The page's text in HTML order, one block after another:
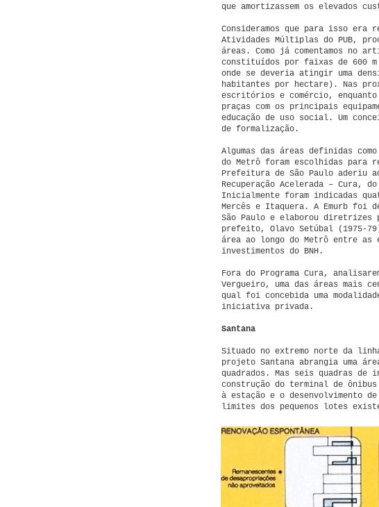
que amortizassem os elevados
Consideramos que para isso era
Atividades Múltiplas do PUB,
áreas. Como já comentamos no
constituídos por faixas de 600
onde se deveria atingir uma
habitantes por hectare). Nas
escritórios e comércio,
praças com os principais
educação de uso social. Um
de formalização.
Algumas das áreas definidas
do Metrô foram escolhidas para
Prefeitura de São Paulo aderiu ao
Recuperação Acelerada – Cura,
Inicialmente foram indicadas
Mercês e Itaquera. A Emurb foi
São Paulo e elaborou diretrizes
prefeito, Olavo Setúbal (1975-
área ao longo do Metrô entre as
investimentos do BNH.
Fora do Programa Cura,
Vergueiro, uma das áreas mais
qual foi concebida uma
iniciativa privada.
Santana
Situado no extremo norte da
projeto Santana abrangia uma
quadrados. Mas seis quadras
construção do terminal de
à estação e o desenvolvimento
limites dos pequenos lotes